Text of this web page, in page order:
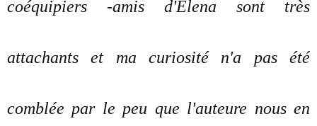
coéquipiers -amis d'Elena sont très
attachants et ma curiosité n'a pas été
comblée par le peu que l'auteure nous en